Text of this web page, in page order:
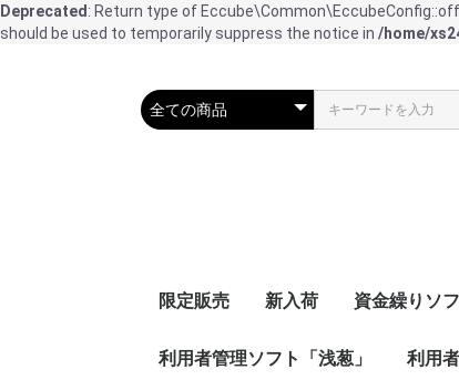
Deprecated : Return type of
should be used to temporarily suppress the notice in /home/
限定販売 新入荷 資金繰りソ
スタンダー
プラス（手
利用者管理ソフト「浅葱」 利用